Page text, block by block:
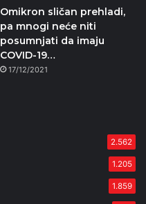
Omikron sličan prehladi,
pa mnogi neće niti
posumnjati da imaju
COVID-19…
17/12/2021
2.562
1.205
1.859